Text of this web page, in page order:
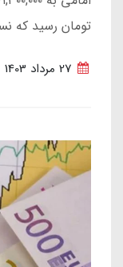
تومان رسید که نسبت به ۲ روز پیش،